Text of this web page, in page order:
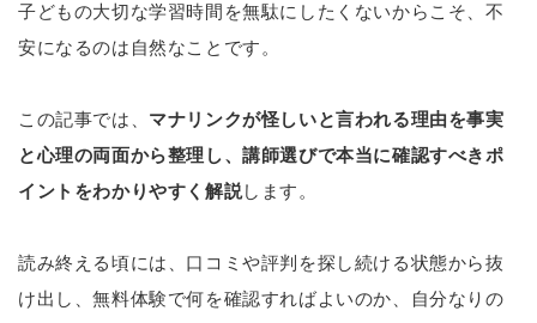
子どもの大切な学習時間を無駄にしたくないからこそ、不
安になるのは自然なことです。
この記事では、 マナリンクが怪しいと言われる理由を事実
と心理の両面から整理し、講師選びで本当に確認すべきポ
イントをわかりやすく解説します。
読み終える頃には、口コミや評判を探し続ける状態から抜
け出し、無料体験で何を確認すればよいのか、自分なりの